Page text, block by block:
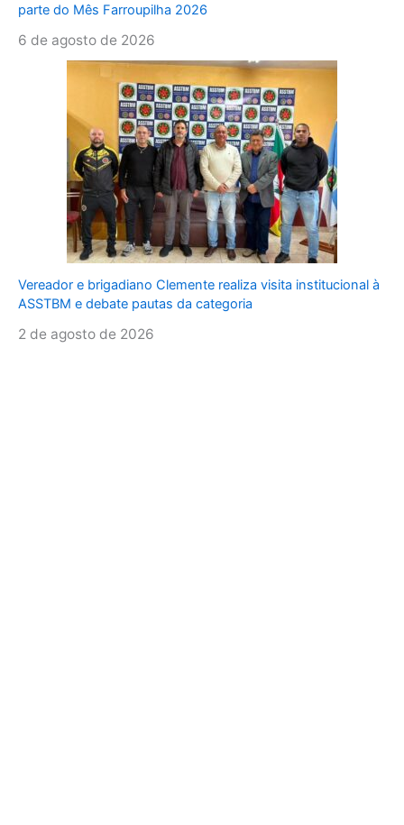
parte do Mês Farroupilha 2026
6 de agosto de 2026
Vereador e brigadiano Clemente realiza visita institucional à
ASSTBM e debate pautas da categoria
2 de agosto de 2026